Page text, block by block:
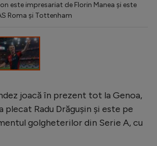
în cont
cont
este impresariat de Florin Manea și este
Roma și Tottenham
joacă în prezent tot la Genoa,
plecat Radu Drăgușin și este pe
golgheterilor din Serie A, cu